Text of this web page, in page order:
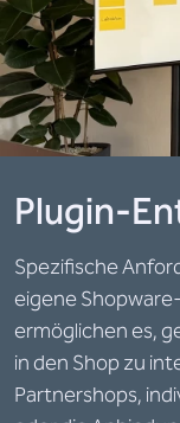
Plugin-
Spezifische
eigene
ermöglichen es,
in den Shop zu
Partnershops,